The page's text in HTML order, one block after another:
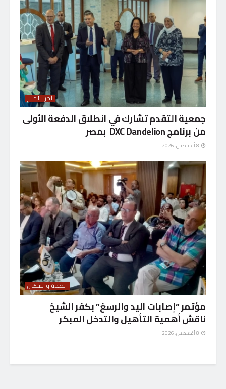
آخر الأخبار
جمعية التقدم تشارك في انطلاق الدفعة الأولى
من برنامج DXC Dandelion بمصر
الصحة والسكان
مؤتمر “إصابات اليد والرسغ” بكفر الشيخ
ناقش أهمية التأهيل والتدخل المبكر